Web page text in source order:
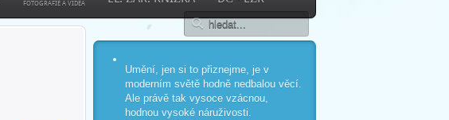
FOTOGRAFIE A VIDEA
Umění, jen si to přiznejme, je v
moderním světě hodně nedbalou věcí.
Ale právě tak vysoce vzácnou,
hodnou vysoké náruživosti.